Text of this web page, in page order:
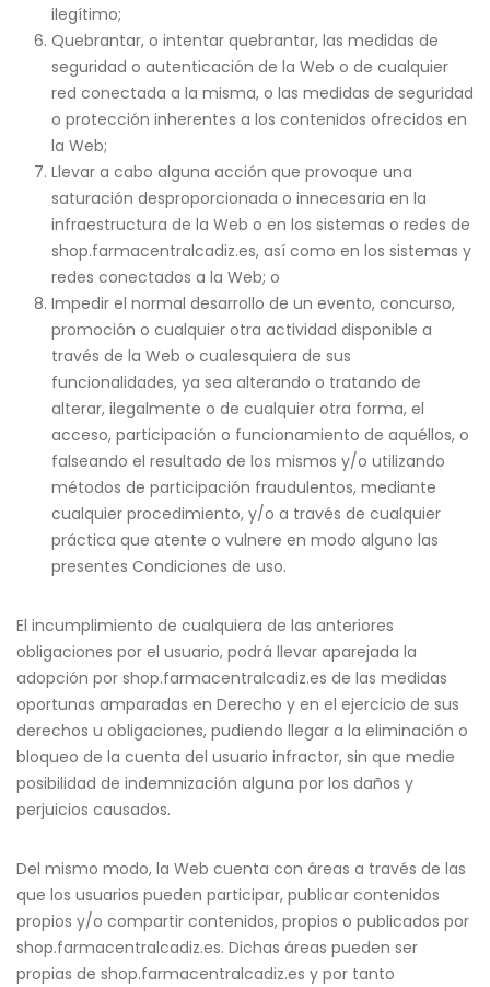
ilegítimo;
Quebrantar, o intentar quebrantar, las medidas de
seguridad o autenticación de la Web o de cualquier
red conectada a la misma, o las medidas de seguridad
o protección inherentes a los contenidos ofrecidos en
la Web;
Llevar a cabo alguna acción que provoque una
saturación desproporcionada o innecesaria en la
infraestructura de la Web o en los sistemas o redes de
shop.farmacentralcadiz.es, así como en los sistemas y
redes conectados a la Web; o
Impedir el normal desarrollo de un evento, concurso,
promoción o cualquier otra actividad disponible a
través de la Web o cualesquiera de sus
funcionalidades, ya sea alterando o tratando de
alterar, ilegalmente o de cualquier otra forma, el
acceso, participación o funcionamiento de aquéllos, o
falseando el resultado de los mismos y/o utilizando
métodos de participación fraudulentos, mediante
cualquier procedimiento, y/o a través de cualquier
práctica que atente o vulnere en modo alguno las
presentes Condiciones de uso.
El incumplimiento de cualquiera de las anteriores
obligaciones por el usuario, podrá llevar aparejada la
adopción por shop.farmacentralcadiz.es de las medidas
oportunas amparadas en Derecho y en el ejercicio de sus
derechos u obligaciones, pudiendo llegar a la eliminación o
bloqueo de la cuenta del usuario infractor, sin que medie
posibilidad de indemnización alguna por los daños y
perjuicios causados.
Del mismo modo, la Web cuenta con áreas a través de las
que los usuarios pueden participar, publicar contenidos
propios y/o compartir contenidos, propios o publicados por
shop.farmacentralcadiz.es. Dichas áreas pueden ser
propias de shop.farmacentralcadiz.es y por tanto